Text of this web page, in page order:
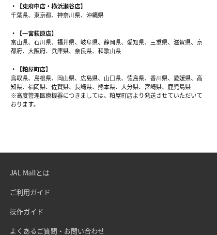
【東府中店・横浜瀬谷店】
千葉県、東京都、神奈川県、沖縄県
【一宮萩原店】
富山県、石川県、福井県、岐阜県、静岡県、愛知県、三重県、滋賀県、京
都府、大阪府、兵庫県、奈良県、和歌山県
【粕屋町店】
鳥取県、島根県、岡山県、広島県、山口県、徳島県、香川県、愛媛県、高
知県、福岡県、佐賀県、長崎県、熊本県、大分県、宮崎県、鹿児島県
※高度管理医療機器につきましては、粕屋町店より発送させていただいて
おります。
JAL Mallとは
ご利用ガイド
操作ガイド
よくあるご質問・お問い合わせ